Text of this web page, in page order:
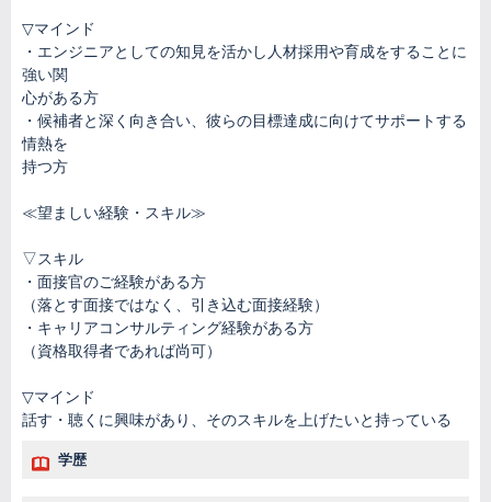
▽マインド
・エンジニアとしての知見を活かし人材採用や育成をすることに
強い関
心がある方
・候補者と深く向き合い、彼らの目標達成に向けてサポートする
情熱を
持つ方
≪望ましい経験・スキル≫
▽スキル
・面接官のご経験がある方
（落とす面接ではなく、引き込む面接経験）
・キャリアコンサルティング経験がある方
（資格取得者であれば尚可）
▽マインド
話す・聴くに興味があり、そのスキルを上げたいと持っている
学歴